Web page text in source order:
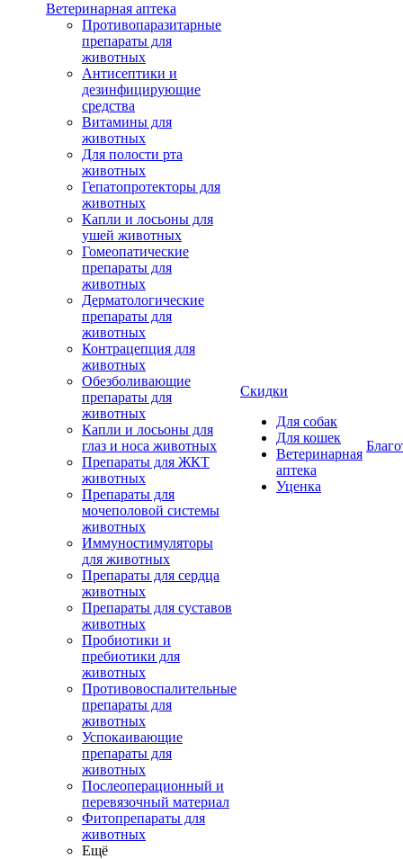
Ветеринарная аптека
Противопаразитарные
препараты для
животных
Антисептики и
дезинфицирующие
средства
Витамины для
животных
Для полости рта
животных
Гепатопротекторы для
животных
Капли и лосьоны для
ушей животных
Гомеопатические
препараты для
животных
Дерматологические
препараты для
животных
Контрацепция для
животных
Обезболивающие
препараты для
животных
Капли и лосьоны для
глаз и носа животных
Препараты для ЖКТ
животных
Препараты для
мочеполовой системы
животных
Иммуностимуляторы
для животных
Препараты для сердца
животных
Препараты для суставов
животных
Пробиотики и
пребиотики для
животных
Противовоспалительные
препараты для
животных
Успокаивающие
препараты для
животных
Послеоперационный и
перевязочный материал
Фитопрепараты для
животных
Ещё
Скидки
Для собак
Для кошек
Ветеринарная
аптека
Уценка